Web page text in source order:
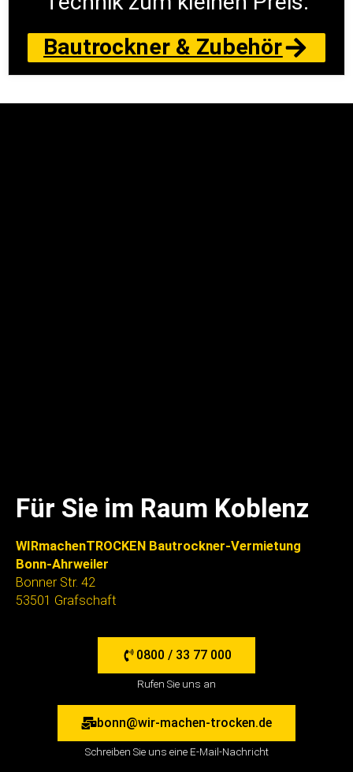
Bautrockner & Zubehör
Für Sie im Raum Koblenz
WIRmachenTROCKEN Bautrockner-Vermietung
Bonn-Ahrweiler
Bonner Str. 42
53501 Grafschaft
0800 / 33 77 000
Rufen Sie uns an
bonn@wir-machen-trocken.de
Schreiben Sie uns eine E-Mail-Nachricht